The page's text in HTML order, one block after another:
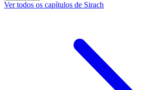
Ver todos os capítulos de Sirach